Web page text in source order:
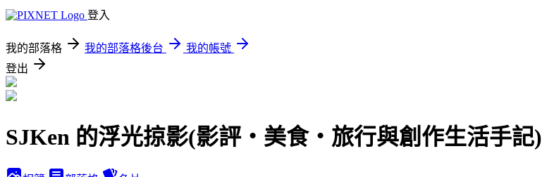
登入
我的部落格 我的部落格後台
我的帳號
登出
SJKen 的浮光掠影(影評‧美食‧旅行與創作生活手記)